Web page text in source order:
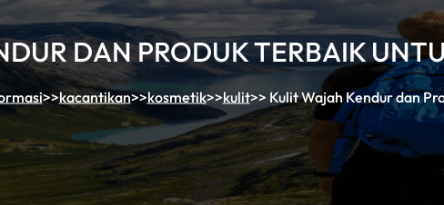
DAN PRODUK TERBAIK
>>kacantikan>>kosmetik>>kulit>> Kulit Wajah Kendur dan